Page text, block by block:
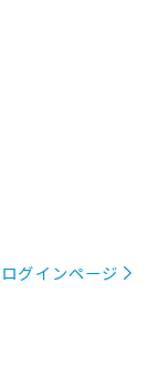
グインページ